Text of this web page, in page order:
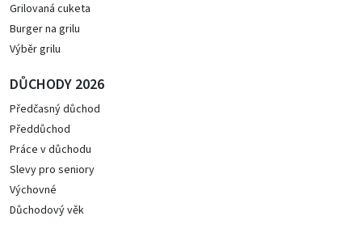
Grilovaná cuketa
Burger na grilu
Výběr grilu
DŮCHODY 2026
Předčasný důchod
Předdůchod
Práce v důchodu
Slevy pro seniory
Výchovné
Důchodový věk